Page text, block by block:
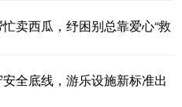
卖西瓜，纾困别总靠爱心“救
全底线，游乐设施新标准出